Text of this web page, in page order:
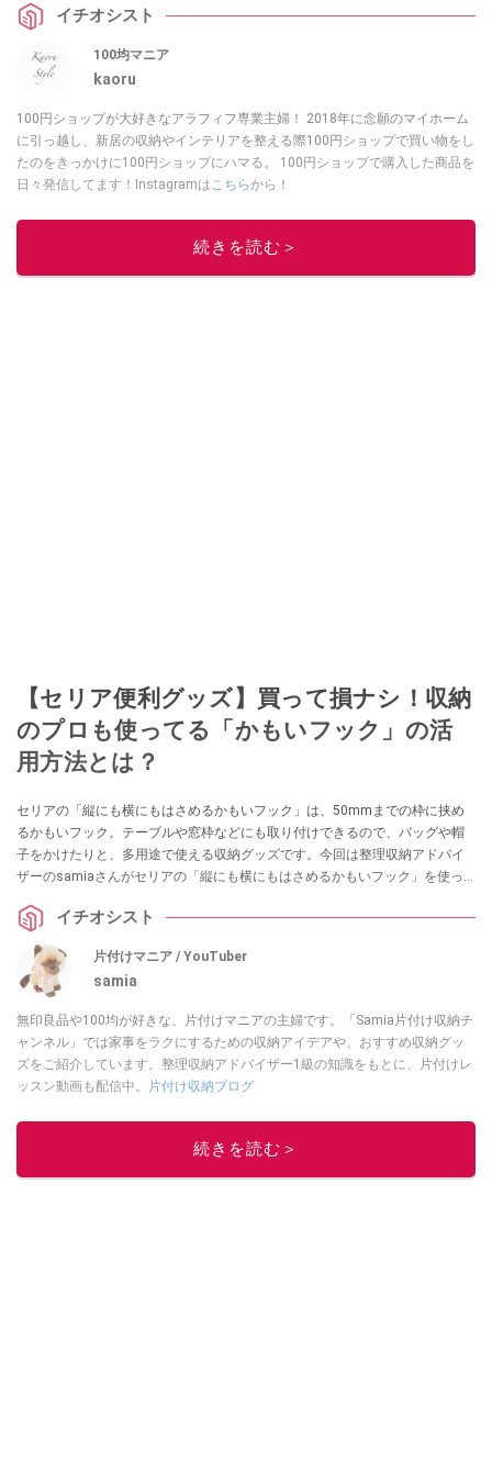
イチオシスト
100均マニア
kaoru
100円ショップが大好きなアラフィフ専業主婦！ 2018年に念願のマイホーム
に引っ越し、新居の収納やインテリアを整える際100円ショップで買い物をし
たのをきっかけに100円ショップにハマる。 100円ショップで購入した商品を
日々発信してます！Instagramは こちらから！
このイチオシストの他の記事を読む
続きを読む＞
【セリア便利グッズ】買って損ナシ！収納
のプロも使ってる「かもいフック」の活
用方法とは？
セリアの「縦にも横にもはさめるかもいフック」は、50mmまでの枠に挟め
るかもいフック。テーブルや窓枠などにも取り付けできるので、バッグや帽
子をかけたりと、多用途で使える収納グッズです。今回は整理収納アドバイ
ザーのsamiaさんがセリアの「縦にも横にもはさめるかもいフック」を使っ
イチオシスト
片付けマニア / YouTuber
samia
無印良品や100均が好きな、片付けマニアの主婦です。「Samia片付け収納チ
ャンネル」では家事をラクにするための収納アイデアや、おすすめ収納グッ
ズをご紹介しています。整理収納アドバイザー1級の知識をもとに、片付けレ
ッスン動画も配信中。
片付け収納ブログ
このイチオシストの他の記事を読む
続きを読む＞